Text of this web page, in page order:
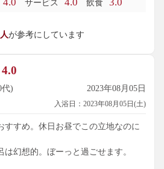
サービス 飲食
が参考にしています
4.0
) 2023年08月05日
入浴日：2023年08月05日(土)
すすめ。休日お昼でこの立地なのに
幻想的。ぼーっと過ごせます。